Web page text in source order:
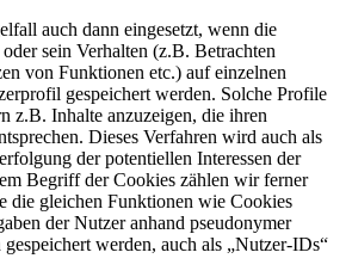
auch dann eingesetzt, wenn die
sein Verhalten (z.B. Betrachten
von Funktionen etc.) auf einzelnen
gespeichert werden. Solche Profile
z.B. Inhalte anzuzeigen, die ihren
Dieses Verfahren wird auch als
der potentiellen Interessen der
Begriff der Cookies zählen wir ferner
die gleichen Funktionen wie Cookies
der Nutzer anhand pseudonymer
werden, auch als „Nutzer-IDs“